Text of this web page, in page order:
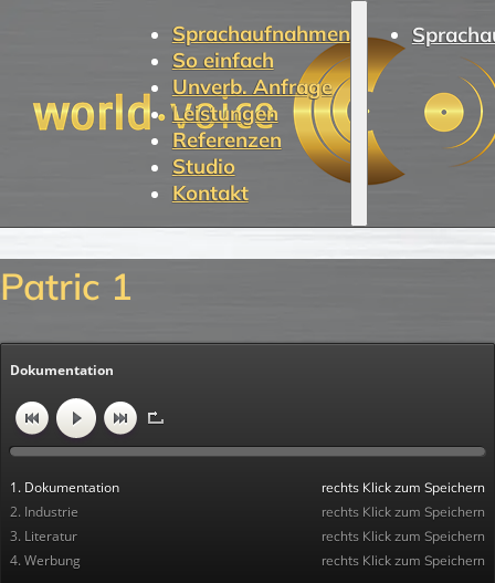
Sprachaufnahmen
So einfach
Unverb. Anfrage
Leistungen
Referenzen
Studio
Kontakt
Patric 1
Dokumentation
1. Dokumentation rechts Klick zum Speichern
2. Industrie rechts Klick zum Speichern
3. Literatur rechts Klick zum Speichern
4. Werbung rechts Klick zum Speichern